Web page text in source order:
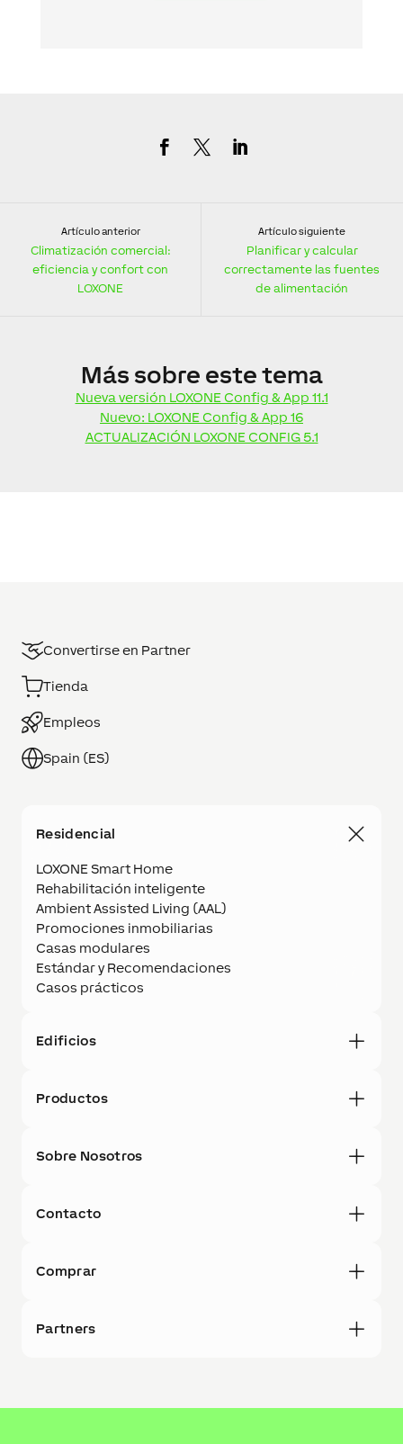
Artículo anterior
Climatización comercial:
eficiencia y confort con
LOXONE
Artículo siguiente
Planificar y calcular
correctamente las fuentes
de alimentación
Más sobre este tema
Nueva versión LOXONE Config & App 11.1
Nuevo: LOXONE Config & App 16
ACTUALIZACIÓN LOXONE CONFIG 5.1
Convertirse en Partner
Tienda
Empleos
Spain (ES)
Residencial
LOXONE Smart Home
Rehabilitación inteligente
Ambient Assisted Living (AAL)
Promociones inmobiliarias
Casas modulares
Estándar y Recomendaciones
Casos prácticos
Edificios
Productos
Sobre Nosotros
Contacto
Comprar
Partners